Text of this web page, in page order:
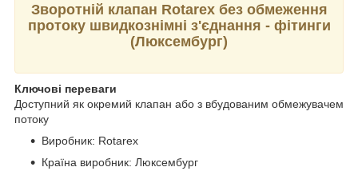
Зворотній клапан Rotarex без обмеження
протоку швидкознімні з'єднання - фітинги
(Люксембург)
Ключові переваги
Доступний як окремий клапан або з вбудованим обмежувачем
потоку
Виробник: Rotarex
Країна виробник: Люксембург